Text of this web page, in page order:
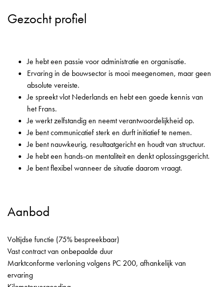
Gezocht profiel
Je hebt een passie voor administratie en organisatie.
Ervaring in de bouwsector is mooi meegenomen, maar geen
absolute vereiste.
Je spreekt vlot Nederlands en hebt een goede kennis van
het Frans.
Je werkt zelfstandig en neemt verantwoordelijkheid op.
Je bent communicatief sterk en durft initiatief te nemen.
Je bent nauwkeurig, resultaatgericht en houdt van structuur.
Je hebt een hands-on mentaliteit en denkt oplossingsgericht.
Je bent flexibel wanneer de situatie daarom vraagt.
Aanbod
Voltijdse functie (75% bespreekbaar)
Vast contract van onbepaalde duur
Marktconforme verloning volgens PC 200, afhankelijk van
ervaring